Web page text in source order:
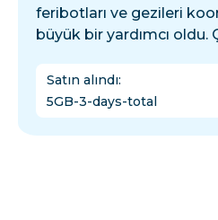
feribotları ve gezileri
büyük bir yardımcı oldu.
Satın alındı:
5GB-3-days-total